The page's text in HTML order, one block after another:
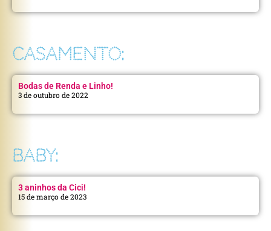
CASAMENTO:
Bodas de Renda e Linho!
3 de outubro de 2022
BABY:
3 aninhos da Cici!
15 de março de 2023